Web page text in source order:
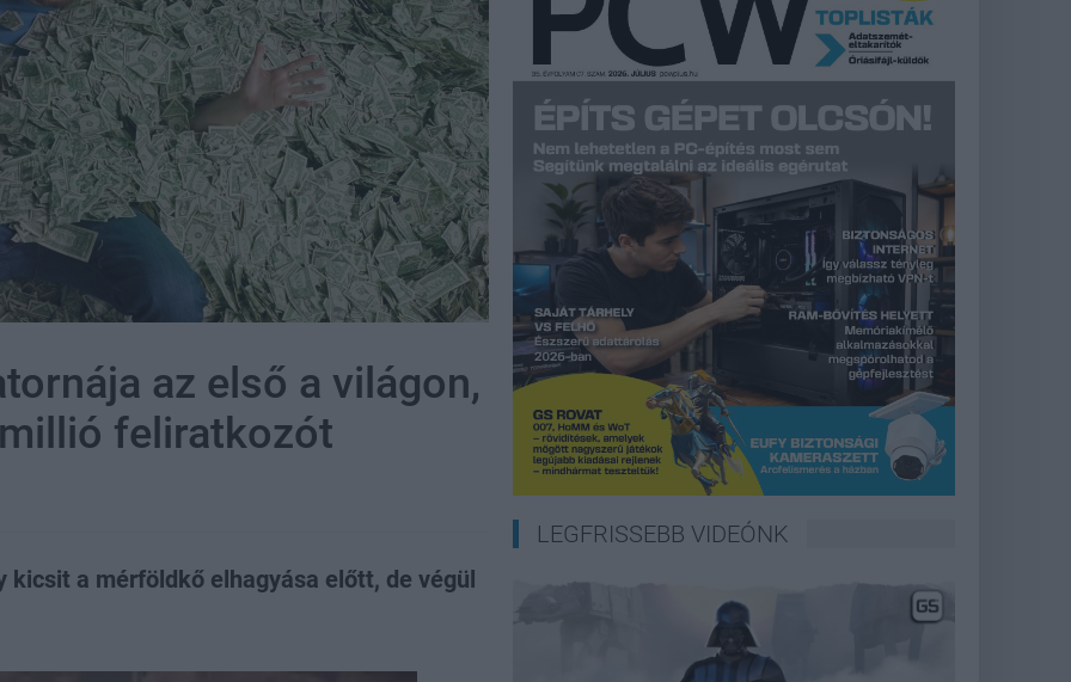
az első a világon,
feliratkozót
a mérföldkő elhagyása előtt, de végül
LEGFRISSEBB VIDEÓNK